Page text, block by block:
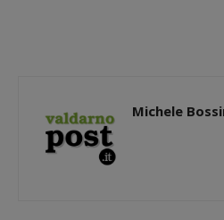
Michele